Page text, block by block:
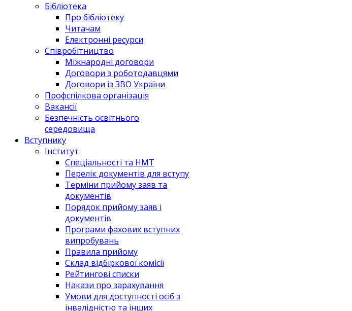
Бібліотека
Про бібліотеку
Читачам
Електронні ресурси
Співробітництво
Міжнародні договори
Договори з роботодавцями
Договори із ЗВО України
Профспілкова організація
Вакансії
Безпечність освітнього
середовища
Вступнику
Інститут
Спеціальності та НМТ
Перелік документів для вступу
Терміни прийому заяв та
документів
Порядок прийому заяв і
документів
Програми фахових вступних
випробувань
Правила прийому
Склад відбіркової комісії
Рейтингові списки
Накази про зарахування
Умови для доступності осіб з
інвалідністю та інших